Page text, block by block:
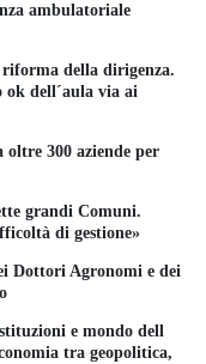
ambulatoriale
riforma della dirigenza.
ok dell´aula via ai
300 aziende per
grandi Comuni.
di gestione»
Dottori Agronomi e dei
e mondo dell
tra geopolitica,